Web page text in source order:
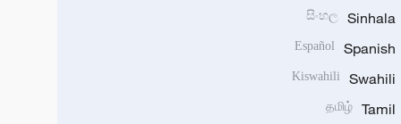
Sinhala
සිංහල
Spanish
Español
Swahili
Kiswahili
Tamil
தமிழ்